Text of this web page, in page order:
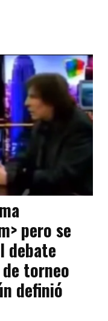
pero se
debate
torneo
definió